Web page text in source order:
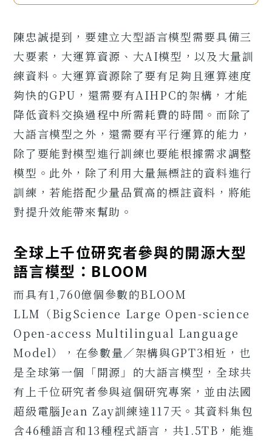
陳忠誠提到，要建立大型語言模型需要具備三
大要素，大運算資源、大AI模型，以及大量訓
練資料。大運算資源除了要有足夠且運算速度
夠快的GPU，還需要有AIHPC的架構，才能
降低資料交換過程中所需耗費的時間。而除了
大語言模型之外，還需要有平行運算的能力，
除了要能對模型進行訓練也要能根據需求調整
模型。此外，除了利用大量無標註的資料進行
訓練，若能搭配少量品質高的標註資料，將能
對提升效能帶來幫助。
全球上千位研究者參與的開源大型
語言模型：BLOOM
而具有1,760億個參數的BLOOM
LLM（BigScience Large Open-science
Open-access Multilingual Language
Model），在參數量／架構與GPT3相近，也
是全球第一個「開源」的大語言模型，全球共
有上千位研究者參與這個研究專案，並由法國
超級電腦Jean Zay訓練達117天。其資料集包
含46種語言和13種程式語言，共1.5TB，能進